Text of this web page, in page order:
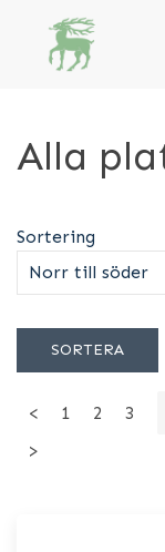
Alla
Sortering
SORTERA
< 1 2 3
>